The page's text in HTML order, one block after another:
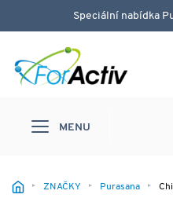
Speciální nabídka
MENU
ZNAČKY Purasana